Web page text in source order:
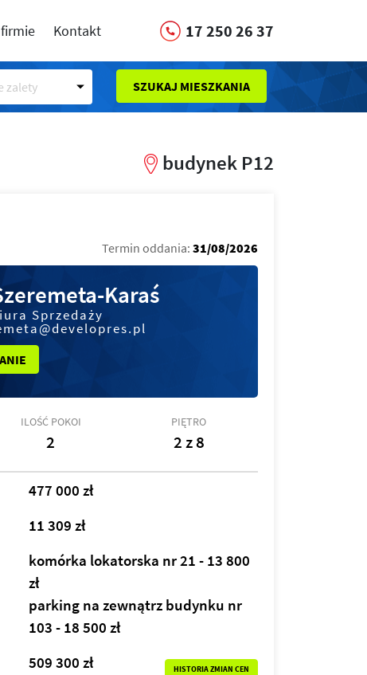
Kontakt 17 250 26 37
zalety SZUKAJ MIESZKANIA
budynek P12
Termin oddania: 31/08/2026
Karaś
Sprzedaży
ILOŚĆ POKOI
2
PIĘTRO
2 z 8
477 000 zł
11 309 zł
komórka lokatorska nr 21 - 13 800
zł
parking na zewnątrz budynku nr
103 - 18 500 zł
509 300 zł HISTORIA ZMIAN CEN